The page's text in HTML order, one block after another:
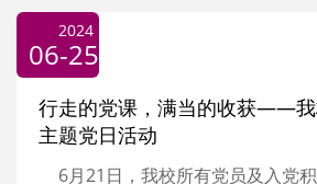
2024
06-25
行走的党课，满当的收获——我
主题党日活动
6月21日，我校所有党员及入党